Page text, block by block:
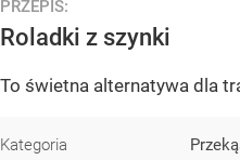
PRZEPIS:
Roladki z szynki
To świetna alternatywa dla
Kategoria